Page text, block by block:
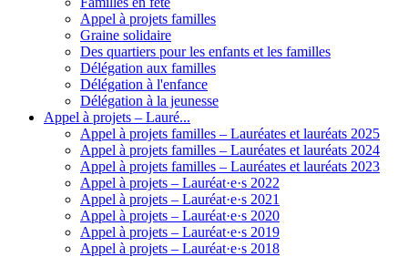
Appel à projets familles
Graine solidaire
Des quartiers pour les enfants et les familles
Délégation aux familles
Délégation à l'enfance
Délégation à la jeunesse
Appel à projets – Lauré...
Appel à projets familles – Lauréates et lauréats 2025
Appel à projets familles – Lauréates et lauréats 2024
Appel à projets familles – Lauréates et lauréats 2023
Appel à projets – Lauréat·e·s 2022
Appel à projets – Lauréat·e·s 2021
Appel à projets – Lauréat·e·s 2020
Appel à projets – Lauréat·e·s 2019
Appel à projets – Lauréat·e·s 2018